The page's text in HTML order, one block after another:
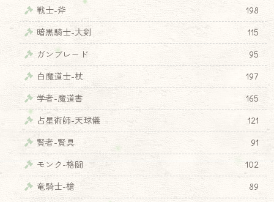
戦士-斧
198
暗黒騎士-大剣
115
ガンブレード
95
白魔道士-杖
197
学者-魔道書
165
占星術師-天球儀
121
賢者-賢具
91
モンク-格闘
102
竜騎士-槍
89